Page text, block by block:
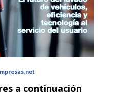
a continuación